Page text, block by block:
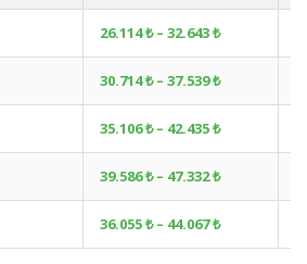
26.114 ₺ – 32.643 ₺
30.714 ₺ – 37.539 ₺
35.106 ₺ – 42.435 ₺
39.586 ₺ – 47.332 ₺
36.055 ₺ – 44.067 ₺